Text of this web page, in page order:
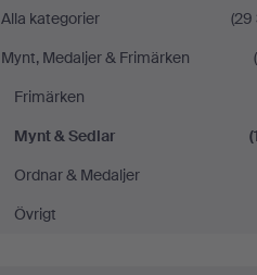
&
Sedlar
på
Handelslagret
Auktionsservice
Alla kategorier
(29
Mynt, Medaljer & Frimärken
Frimärken
Mynt & Sedlar
Ordnar & Medaljer
Övrigt